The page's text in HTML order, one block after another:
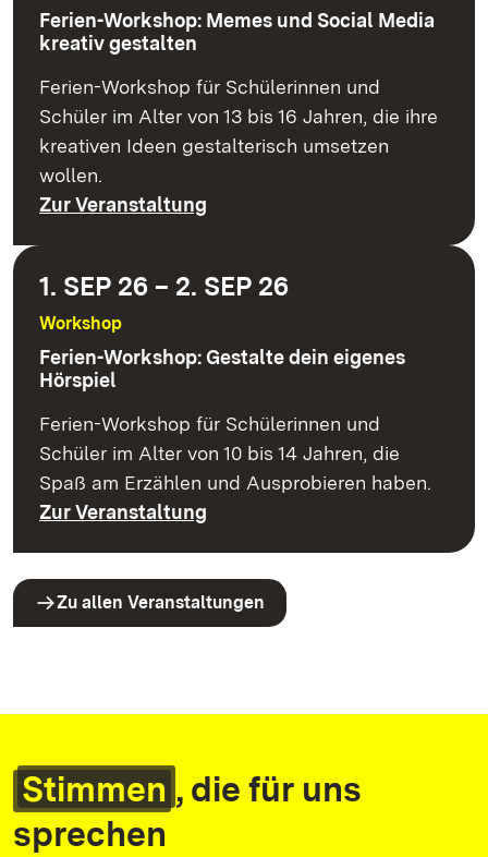
Ferien-Workshop: Memes und Social Media
kreativ gestalten
Ferien-Workshop für Schülerinnen und
Schüler im Alter von 13 bis 16 Jahren, die ihre
kreativen Ideen gestalterisch umsetzen
wollen.
Zur Veranstaltung
1. SEP 26 – 2. SEP 26
Workshop
Ferien-Workshop: Gestalte dein eigenes
Hörspiel
Ferien-Workshop für Schülerinnen und
Schüler im Alter von 10 bis 14 Jahren, die
Spaß am Erzählen und Ausprobieren haben.
Zur Veranstaltung
Zu allen Veranstaltungen
Stimmen , die für uns
sprechen